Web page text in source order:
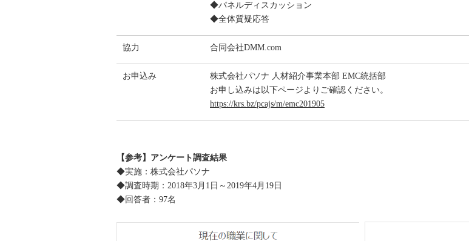
◆パネルディスカッション
◆全体質疑応答
協力 合同会社DMM.com
お申込み
株式会社パソナ 人材紹介事業本部 EMC統括部
お申し込みは以下ページよりご確認ください。
https://krs.bz/pcajs/m/emc201905
【参考】アンケート調査結果
◆実施：株式会社パソナ
◆調査時期：2018年3月1日～2019年4月19日
◆回答者：97名